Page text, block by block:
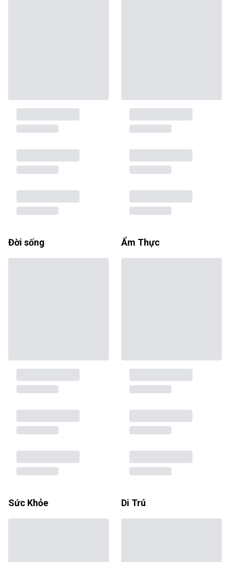
Đời sống Ẩm Thực
Sức Khỏe Di Trú